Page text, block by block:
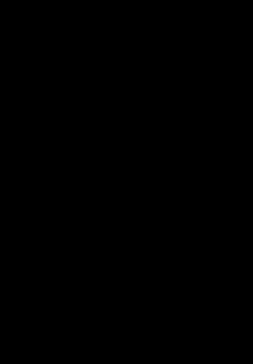
Photographie Initiation
à Chartres
à Chartres
à Chartres
2026